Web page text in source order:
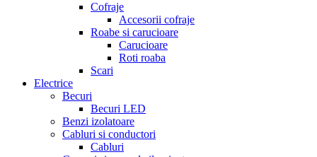
Cofraje
Accesorii cofraje
Roabe si carucioare
Carucioare
Roti roaba
Scari
Electrice
Becuri
Becuri LED
Benzi izolatoare
Cabluri si conductori
Cabluri